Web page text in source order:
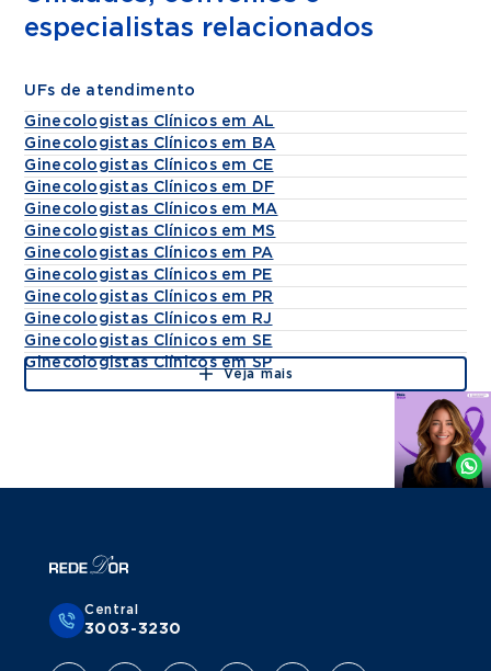
especialistas relacionados
UFs de atendimento
Ginecologistas Clínicos em AL
Ginecologistas Clínicos em BA
Ginecologistas Clínicos em CE
Ginecologistas Clínicos em DF
Ginecologistas Clínicos em MA
Ginecologistas Clínicos em MS
Ginecologistas Clínicos em PA
Ginecologistas Clínicos em PE
Ginecologistas Clínicos em PR
Ginecologistas Clínicos em RJ
Ginecologistas Clínicos em SE
Ginecologistas Clínicos em SP
Veja mais
Agende
Whatsapp
Central
3003-3230